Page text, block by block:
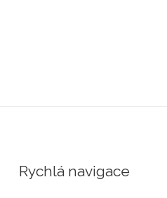
Rychlá navigace